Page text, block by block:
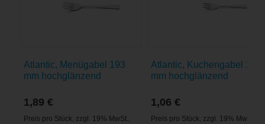
Atlantic, Menügabel 193
mm hochglänzend
1,89 €
Preis pro Stück zzgl. 19% MwSt.
Atlantic, Kuchengabel 149
mm hochglänzend
1,06 €
Preis pro Stück zzgl. 19% MwSt.